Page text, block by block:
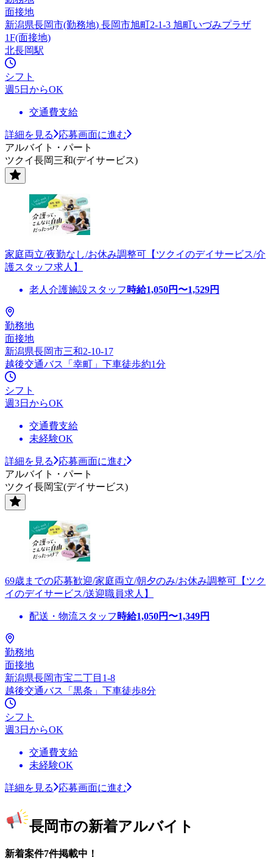
面接地
新潟県長岡市(勤務地) 長岡市旭町2-1-3 旭町いづみプラザ
1F(面接地)
北長岡駅
シフト
週5日からOK
交通費支給
詳細を見る
応募画面に進む
アルバイト・パート
ツクイ長岡三和(デイサービス)
家庭両立/夜勤なし/お休み調整可【ツクイのデイサービス/介
護スタッフ求人】
老人介護施設スタッフ 時給1,050円〜1,529円
勤務地
面接地
新潟県長岡市三和2-10-17
越後交通バス「幸町」下車徒歩約1分
シフト
週3日からOK
交通費支給
未経験OK
詳細を見る
応募画面に進む
アルバイト・パート
ツクイ長岡宝(デイサービス)
69歳までの応募歓迎/家庭両立/朝夕のみ/お休み調整可【ツク
イのデイサービス/送迎職員求人】
配送・物流スタッフ 時給1,050円〜1,349円
勤務地
面接地
新潟県長岡市宝二丁目1-8
越後交通バス「黒条」下車徒歩8分
シフト
週3日からOK
交通費支給
未経験OK
詳細を見る 応募画面に進む
長岡市の新着アルバイト
新着案件7件掲載中！